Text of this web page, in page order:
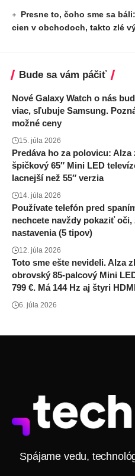
Presne to, čoho sme sa
cien v obchodoch, takto zlé
Bude sa vám páčiť
Nové Galaxy Watch o nás
viac, sľubuje Samsung.
možné ceny
15. júla 2026
Predáva ho za polovicu: Alza
špičkový 65″ Mini LED
lacnejší než 55″ verzia
14. júla 2026
Používate telefón pred
nechcete navždy pokaziť oči,
nastavenia (5 tipov)
12. júla 2026
Toto sme ešte nevideli. Alza
obrovský 85-palcový Mini
799 €. Má 144 Hz aj štyri
6. júla 2026
Spájame vedu,